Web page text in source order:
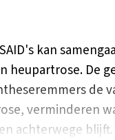
kan
heupartrose. De
de
verminderen
achterwege